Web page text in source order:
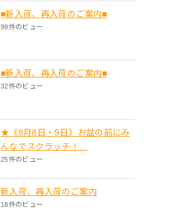
■新入荷、再入荷のご案内■
99件のビュー
■新入荷、再入荷のご案内■
32件のビュー
★《8月8日・9日》お盆の前にみ
んなでスクラッチ！...
25件のビュー
新入荷、再入荷のご案内
18件のビュー